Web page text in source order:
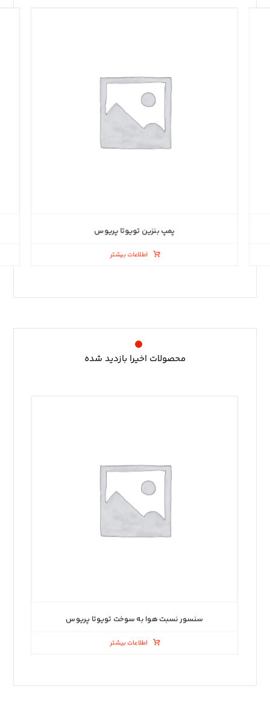
پمپ بنزین تویوتا پریوس
اطلاعات بیشتر
محصولات اخیرا بازدید شده
سنسور نسبت هوا به سوخت تویوتا پریوس
اطلاعات بیشتر